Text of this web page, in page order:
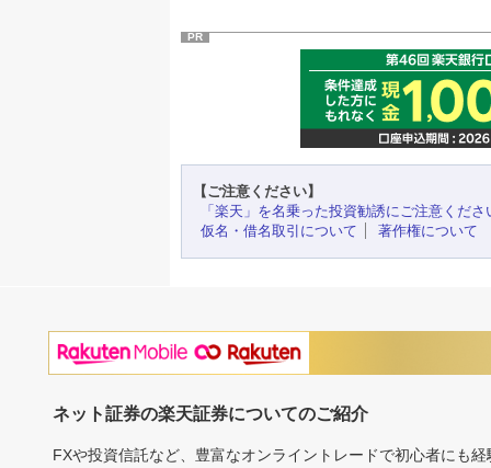
PR
【ご注意ください】
「楽天」を名乗った投資勧誘にご注意くださ
仮名・借名取引について
著作権について
ネット証券の楽天証券についてのご紹介
FXや投資信託など、豊富なオンライントレードで初心者にも